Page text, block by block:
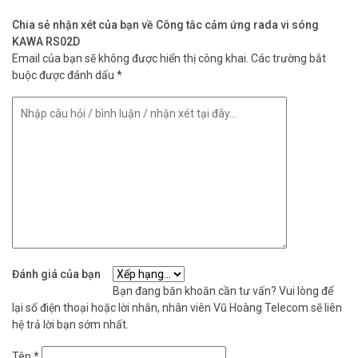
– Dùng công nghệ sóng radar dải tần 5.8GHz
– Góc quét: 360°/180°
– Khoảng cách cảm ứng: 2-12 m (tương ứng với bán kính quét 1-
6m)
– Thời gian điều chỉnh tự tắt: 10 giây đến 12 phút
– Độ sáng điều chỉnh cảm biến hoạt động: từ 3LUX (tối) đến
– Xuất xứ: Việt Nam
– Bảo hành: 12 tháng.
Chức năng các nút chỉnh
Chia sẻ nhận xét của bạn về Công tắc cảm ứng rada vi sóng
KAWA RS02D
Email của bạn sẽ không được hiển thị công khai. Các trường bắt
buộc được đánh dấu *
Đánh giá của bạn
Bạn đang băn khoăn cần tư vấn? Vui lòng để
lại số điện thoại hoặc lời nhắn, nhân viên Vũ Hoàng Telecom sẽ liên
hệ trả lời bạn sớm nhất.